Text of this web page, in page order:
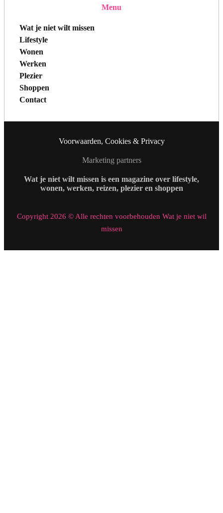
Menu
Wat je niet wilt missen
Lifestyle
Wonen
Werken
Plezier
Shoppen
Contact
Voorwaarden, Cookies & Privacy
Marketing partners
Wat je niet wilt missen is een magazine over lifestyle,
wonen, werken, reizen, plezier en shoppen
Copyright 2026 © Alle rechten voorbehouden Wat je niet wil
missen